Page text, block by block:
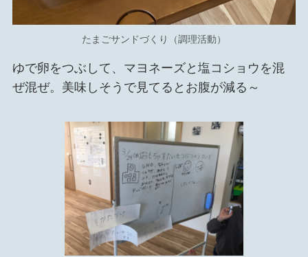
たまごサンドづくり（調理活動）
ゆで卵をつぶして、マヨネーズと塩コショウを混
ぜ混ぜ。美味しそうで見てるとお腹が減る～